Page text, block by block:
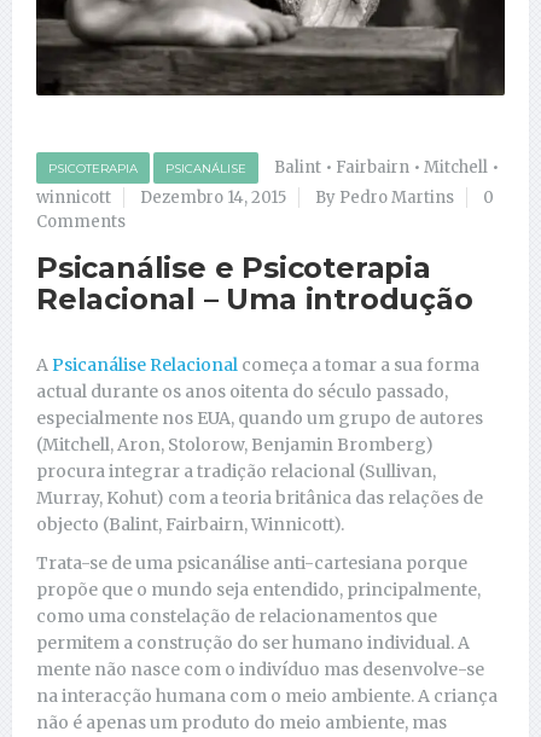
PSICOTERAPIA PSICANÁLISE Balint • Fairbairn • Mitchell •
winnicott
Dezembro 14, 2015 By Pedro Martins
0
Comments
Psicanálise e Psicoterapia
Relacional – Uma introdução
APsicanálise Relacional começa a tomar a sua forma
actual durante os anos oitenta do século passado,
especialmente nos EUA, quando um grupo de autores
(Mitchell, Aron, Stolorow, Benjamin Bromberg)
procura integrar a tradição relacional (Sullivan,
Murray, Kohut) com a teoria britânica das relações de
objecto (Balint, Fairbairn, Winnicott).
Trata-se de uma psicanálise anti-cartesiana porque
propõe que o mundo seja entendido, principalmente,
como uma constelação de relacionamentos que
permitem a construção do ser humano individual. A
mente não nasce com o indivíduo mas desenvolve-se
na interacção humana com o meio ambiente. A criança
não é apenas um produto do meio ambiente, mas